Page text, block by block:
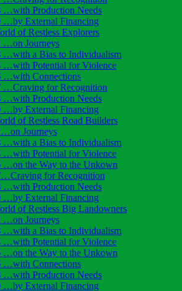
…with Production Needs
…by External Financing
of Restless Explorers
…on Journeys
…with a Bias to Individualism
…with Potential for Violence
…with Connections
…Craving for Recognition
…with Production Needs
…by External Financing
of Restless Road Builders
Journeys
…with a Bias to Individualism
…with Potential for Violence
…on the Way to the Unkown
for Recognition
…with Production Needs
…by External Financing
of Restless Big Landowners
…on Journeys
…with a Bias to Individualism
…with Potential for Violence
…on the Way to the Unkown
…with Connections
…with Production Needs
…by External Financing